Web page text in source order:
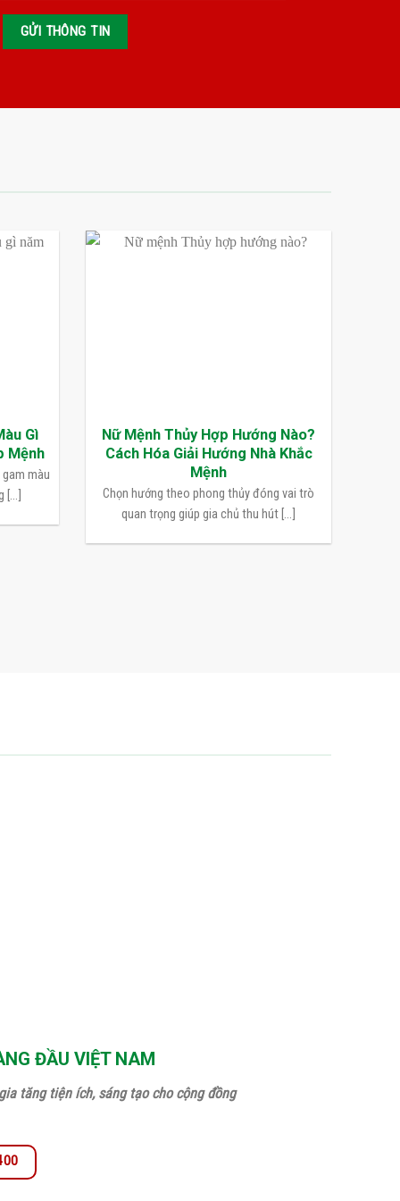
Gì
Mệnh
màu
Nữ Mệnh Thủy Hợp Hướng Nào?
Cách Hóa Giải Hướng Nhà Khắc
Mệnh
Chọn hướng theo phong thủy đóng vai trò
quan trọng giúp gia chủ thu hút [...]
ĐẦU VIỆT NAM
tăng tiện ích, sáng tạo cho cộng đồng